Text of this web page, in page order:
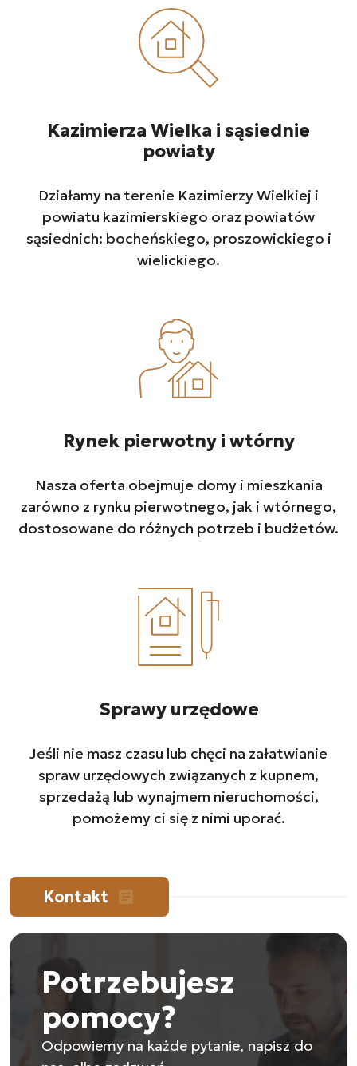
Kazimierza Wielka i sąsiednie
powiaty
Działamy na terenie Kazimierzy Wielkiej i
powiatu kazimierskiego oraz powiatów
sąsiednich: bocheńskiego, proszowickiego i
wielickiego.
Rynek pierwotny i wtórny
Nasza oferta obejmuje domy i mieszkania
zarówno z rynku pierwotnego, jak i wtórnego,
dostosowane do różnych potrzeb i budżetów.
Sprawy urzędowe
Jeśli nie masz czasu lub chęci na załatwianie
spraw urzędowych związanych z kupnem,
sprzedażą lub wynajmem nieruchomości,
pomożemy ci się z nimi uporać.
Kontakt article
Potrzebujesz
pomocy?
Odpowiemy na każde pytanie, napisz do